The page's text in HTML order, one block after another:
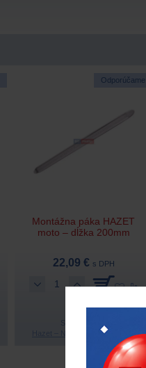
Odporúčame
HAZ650-8
Montážna páka HAZET
moto – dĺžka 200mm
22,09 € s DPH
Skladom 2 ks